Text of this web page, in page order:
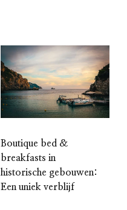
Boutique bed &
breakfasts in
historische gebouwen:
Een uniek verblijf